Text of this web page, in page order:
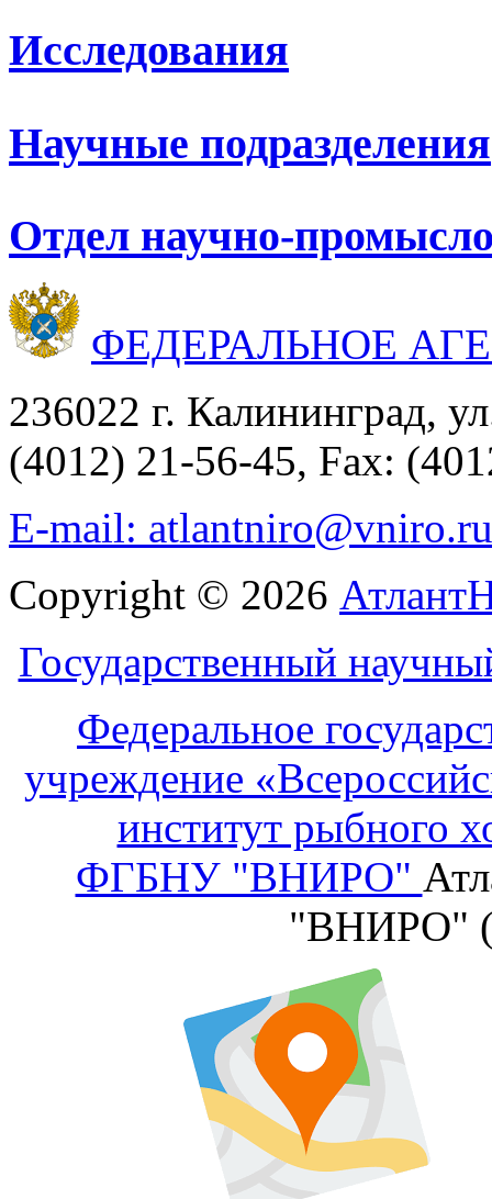
Исследования
Научные подразделения
Отдел научно-
ФЕДЕРАЛЬНОЕ
236022 г. Калининград,
(4012) 21-56-45, Fax:
E-mail: atlantniro@vniro.ru
Copyright © 2026
Государственный
Федеральное
учреждение
институт рыбного
ФГБНУ "ВНИРО"
"ВНИРО"